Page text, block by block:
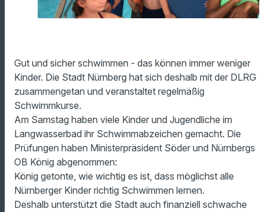
Gut und sicher schwimmen - das können immer weniger
Kinder. Die Stadt Nürnberg hat sich deshalb mit der DLRG
zusammengetan und veranstaltet regelmäßig
Schwimmkurse.
Am Samstag haben viele Kinder und Jugendliche im
Langwasserbad ihr Schwimmabzeichen gemacht. Die
Prüfungen haben Ministerpräsident Söder und Nürnbergs
OB König abgenommen:
König getonte, wie wichtig es ist, dass möglichst alle
Nürnberger Kinder richtig Schwimmen lernen.
Deshalb unterstützt die Stadt auch finanziell schwache